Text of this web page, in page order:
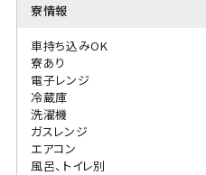
寮情報
車持ち込みOK
寮あり
電子レンジ
冷蔵庫
洗濯機
ガスレンジ
エアコン
風呂、トイレ別